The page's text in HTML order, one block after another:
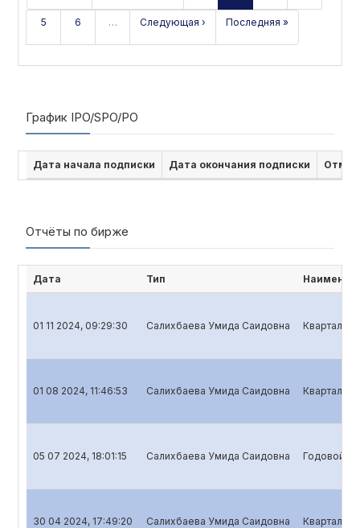
5 6 … Следующая › Последняя »
График IPO/SPO/PO
Дата начала подписки Дата окончания подписки
Отчёты по бирже
Дата Тип
01 11 2024, 09:29:30 Салихбаева Умида Саидовна
01 08 2024, 11:46:53 Салихбаева Умида Саидовна
05 07 2024, 18:01:15 Салихбаева Умида Саидовна Годовой
30 04 2024, 17:49:20 Салихбаева Умида Саидовна